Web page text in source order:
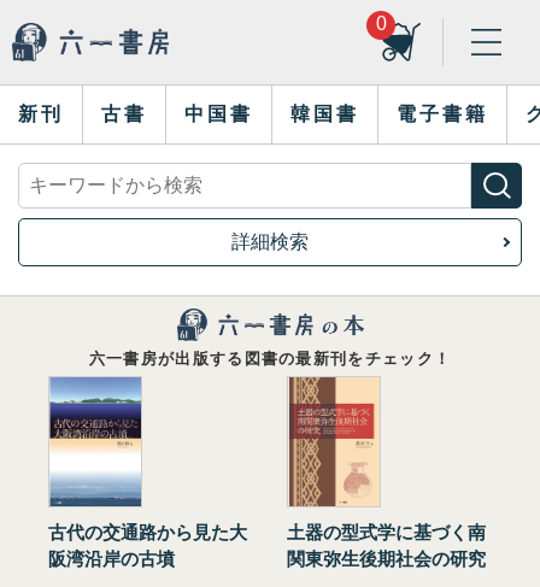
0
新刊 古書 中国書 韓国書 電子書籍
詳細検索
六一書房が出版する図書の最新刊をチェック！
古代の交通路から見た大
阪湾沿岸の古墳
土器の型式学に基づく南
関東弥生後期社会の研究